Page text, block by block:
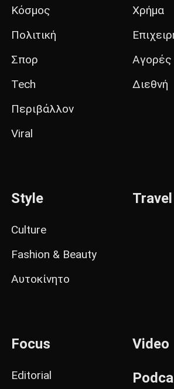
Κόσμος
Πολιτική
Σπορ
Tech
Περιβάλλον
Viral
Χρήμα
Αγορές
Διεθνή
Style
Culture
Fashion & Beauty
Αυτοκίνητο
Travel
Focus
Editorial
Video